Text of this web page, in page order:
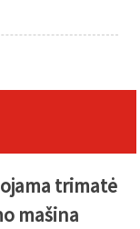
trimatė
mašina